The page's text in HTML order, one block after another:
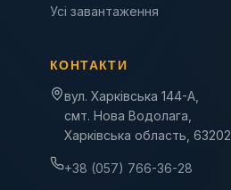
Усі завантаження
КОНТАКТИ
вул. Харківська 144-А,
смт. Нова Водолага,
Харківська область, 63202
+38 (057) 766-36-28